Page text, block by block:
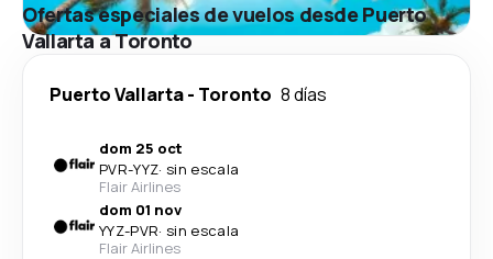
Ofertas especiales de vuelos desde Puerto
Vallarta a Toronto
Puerto Vallarta- Toronto 8 días
dom 25 oct
PVR-YYZ· sin escala
Flair Airlines
dom 01 nov
YYZ-PVR· sin escala
Flair Airlines